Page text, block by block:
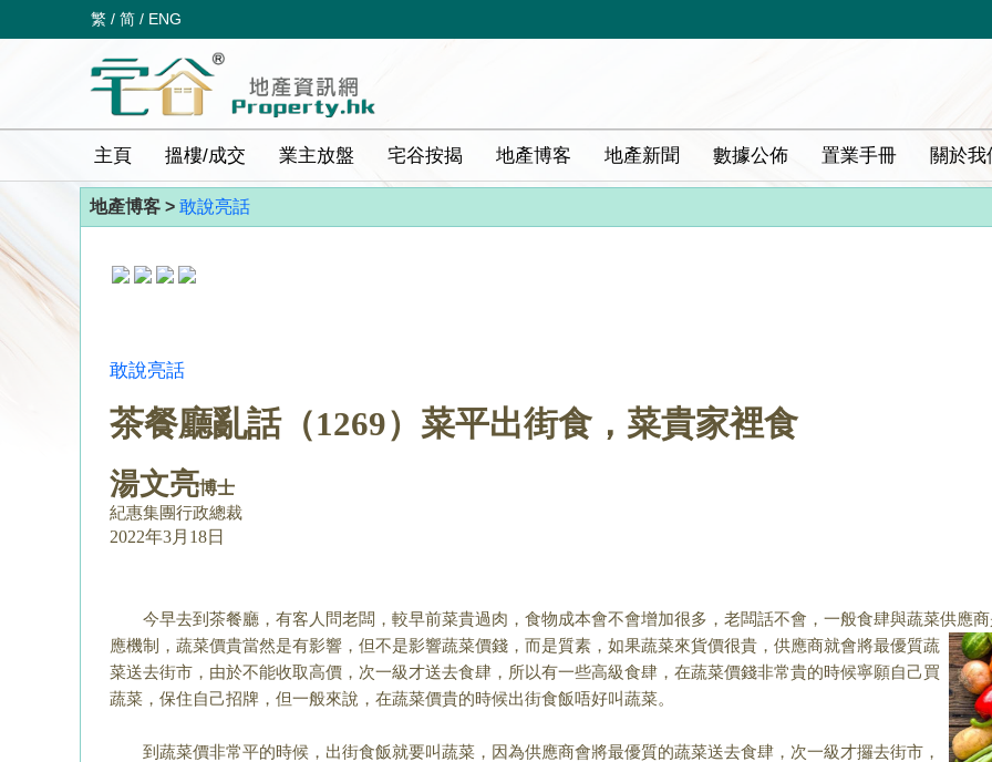
繁 / 简 / ENG
主頁 搵樓/成交 業主放盤 宅谷按揭 地產博客 地產新聞 數據公佈 置業手冊 關於我
地產博客 > 敢說亮話
敢說亮話
茶餐廳亂話（1269）菜平出街食，菜貴家裡食
湯文亮博士
紀惠集團行政總裁
2022年3月18日
今早去到茶餐廳，有客人問老闆，較早前菜貴過肉，食物成本會不會增加很多，老闆話不會，一般食肆與蔬菜供應
應機制，蔬菜價貴當然是有影響，但不是影響蔬菜價錢，而是質素，如果蔬菜來貨價很貴，供應商就會將最優質蔬
菜送去街市，由於不能收取高價，次一級才送去食肆，所以有一些高級食肆，在蔬菜價錢非常貴的時候寧願自己買
蔬菜，保住自己招牌，但一般來說，在蔬菜價貴的時候出街食飯唔好叫蔬菜。
到蔬菜價非常平的時候，出街食飯就要叫蔬菜，因為供應商會將最優質的蔬菜送去食肆，次一級才攞去街市，